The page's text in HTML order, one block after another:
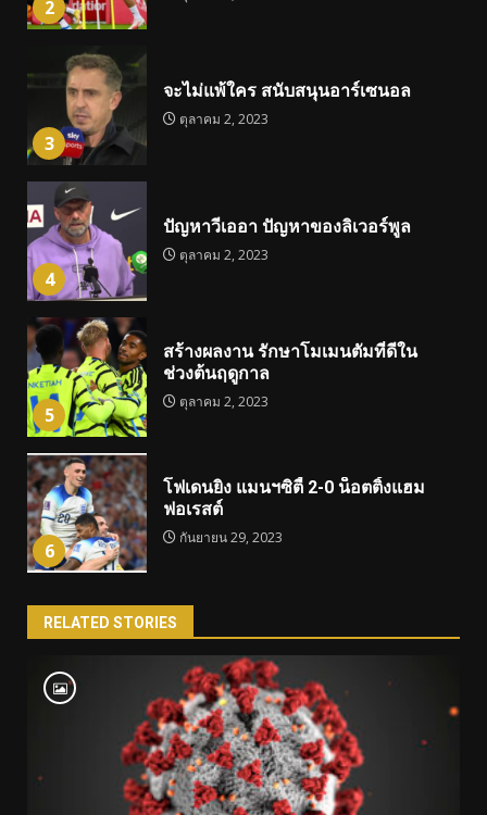
2
3
จะไม่แพ้ใคร สนับสนุนอาร์เซนอล
ตุลาคม 2, 2023
4
ปัญหาวีเออา ปัญหาของลิเวอร์พูล
ตุลาคม 2, 2023
5
สร้างผลงาน รักษาโมเมนตัมที่ดีใน
ช่วงต้นฤดูกาล
ตุลาคม 2, 2023
6
โฟเดนยิง แมนฯซิตี้ 2-0 น็อตติ้งแฮม
ฟอเรสต์
กันยายน 29, 2023
RELATED STORIES